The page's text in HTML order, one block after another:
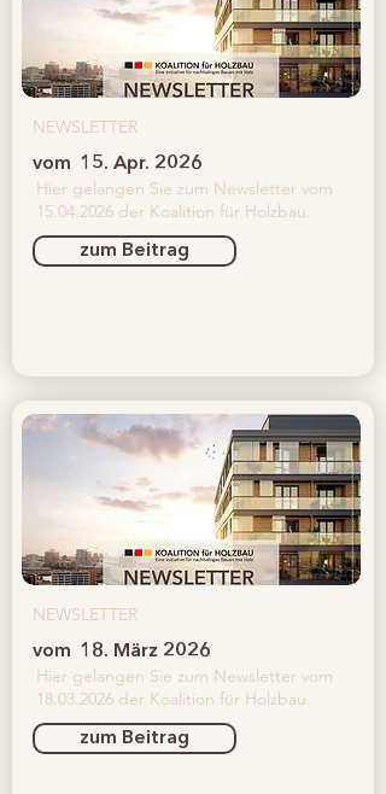
NEWSLETTER
vom 15. Apr. 2026
Hier gelangen Sie zum Newsletter vom
15.04.2026 der Koalition für Holzbau.
zum Beitrag
NEWSLETTER
vom 18. März 2026
Hier gelangen Sie zum Newsletter vom
18.03.2026 der Koalition für Holzbau.
zum Beitrag